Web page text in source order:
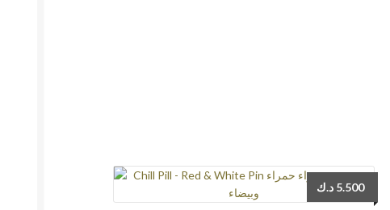
5.500 د.ك